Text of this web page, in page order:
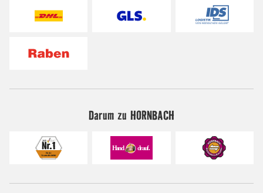
Darum zu HORNBACH